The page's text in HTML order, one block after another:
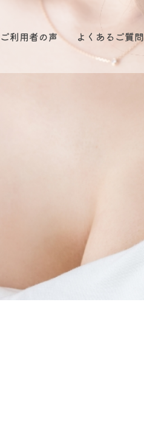
ご利用者の声 よくあるご質問